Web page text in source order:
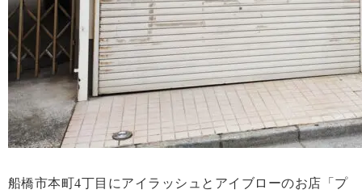
船橋市本町4丁目にアイラッシュとアイブローのお店「プ